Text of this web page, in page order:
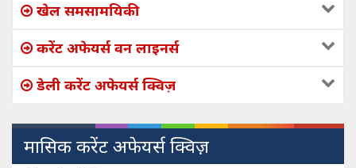
खेल समसामयिकी
करेंट अफेयर्स वन लाइनर्स
डेली करेंट अफेयर्स क्विज़
मासिक करेंट अफेयर्स क्विज़